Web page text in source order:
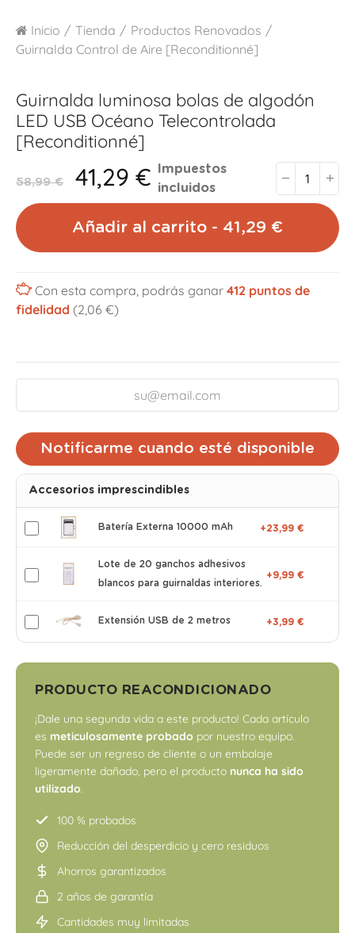
Inicio Tienda
Productos Renovados
Guirnalda Control de Aire [Reconditionné]
Guirnalda luminosa bolas de algodón
LED USB Océano Telecontrolada
[Reconditionné]
58,99 € 41,29 €
Impuestos
incluidos
Añadir al carrito - 41,29 €
Con esta compra, podrás ganar 412 puntos de
fidelidad (2,06 €)
Notificarme cuando esté disponible
Accesorios imprescindibles
Batería Externa 10000 mAh +23,99 €
Lote de 20 ganchos adhesivos
blancos para guirnaldas interiores.
+9,99 €
Extensión USB de 2 metros +3,99 €
PRODUCTO REACONDICIONADO
¡Dale una segunda vida a este producto! Cada artículo
es meticulosamente probado por nuestro equipo.
Puede ser un regreso de cliente o un embalaje
ligeramente dañado, pero el producto nunca ha sido
utilizado.
100 % probados
Reducción del desperdicio y cero residuos
Ahorros garantizados
2 años de garantía
Cantidades muy limitadas